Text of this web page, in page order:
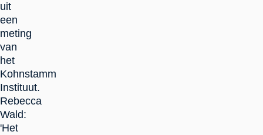
uit
een
meting
van
het
Kohnstamm
Instituut.
Rebecca
Wald:
'Het